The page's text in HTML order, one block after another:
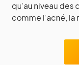
qu’au niveau
comme l’acné, la